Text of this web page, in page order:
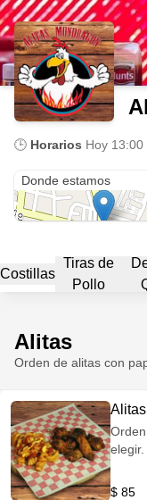
🕒 Horarios Hoy 13:00
Donde estamos
Costillas
Tiras de
Pollo
Alitas
Orden de alitas con
Alitas
$ 85